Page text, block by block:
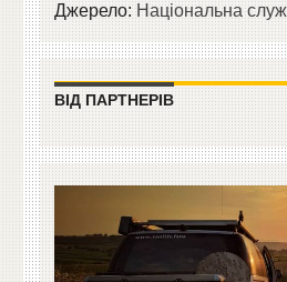
Джерело:Національна
ВІД ПАРТНЕРІВ